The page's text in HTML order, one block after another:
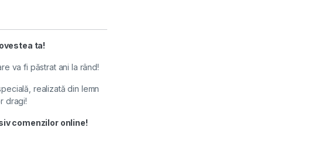
ta!
va fi păstrat ani la rând!
realizată din lemn
dragi!
comenzilor online!